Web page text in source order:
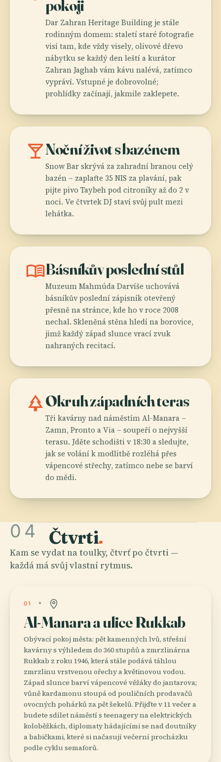
pokoji
Dar Zahran Heritage Building je stále
rodinným domem: staletí staré fotografie
visí tam, kde vždy visely, olivové dřevo
nábytku se každý den leští a kurátor
Zahran Jaghab vám kávu nalévá, zatímco
vypráví. Vstupné je dobrovolné;
prohlídky začínají, jakmile zaklepete.
local_barNoční život s bazénem
Snow Bar skrývá za zahradní branou celý
bazén – zaplaťte 35 NIS za plavání, pak
pijte pivo Taybeh pod citroníky až do 2 v
noci. Ve čtvrtek DJ staví svůj pult mezi
lehátka.
menu_bookBásníkův poslední stůl
Muzeum Mahmúda Darvíše uchovává
básníkův poslední zápisník otevřený
přesně na stránce, kde ho v roce 2008
nechal. Skleněná stěna hledí na borovice,
jimž každý západ slunce vrací zvuk
nahraných recitací.
parkOkruh západních teras
Tři kavárny nad náměstím Al-Manara –
Zamn, Pronto a Via – soupeří o nejvyšší
terasu. Jděte schodišti v 18:30 a sledujte,
jak se volání k modlitbě rozléhá přes
vápencové střechy, zatímco nebe se barví
do mědi.
04 Čtvrti.
Kam se vydat na toulky, čtvrť po čtvrti —
každá má svůj vlastní rytmus.
01
Al-Manara a ulice Rukkab
Obývací pokoj města: pět kamenných lvů, střešní
kavárny s výhledem do 360 stupňů a zmrzlinárna
Rukkab z roku 1946, která stále podává táhlou
zmrzlinu vrstvenou ořechy a květinovou vodou.
Západ slunce barví vápencové věžáky do jantarova;
vůně kardamonu stoupá od pouličních prodavačů
ovocných pohárků za pět šekelů. Přijďte v 11 večer a
budete sdílet náměstí s teenagery na elektrických
koloběžkách, diplomaty hádajícími se nad doutníky
a babičkami, které si načasují večerní procházku
podle cyklu semaforů.